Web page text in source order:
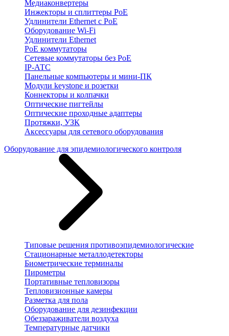
Медиаконвертеры
Инжекторы и сплиттеры PoE
Удлинители Ethernet с PoE
Оборудование Wi-Fi
Удлинители Ethernet
PoE коммутаторы
Сетевые коммутаторы без PoE
IP-АТС
Панельные компьютеры и мини-ПК
Модули keystone и розетки
Коннекторы и колпачки
Оптические пигтейлы
Оптические проходные адаптеры
Протяжки, УЗК
Аксессуары для сетевого оборудования
Оборудование для эпидемиологического контроля
Типовые решения противоэпидемиологические
Стационарные металлодетекторы
Биометрические терминалы
Пирометры
Портативные тепловизоры
Тепловизионные камеры
Разметка для пола
Оборудование для дезинфекции
Обеззараживатели воздуха
Температурные датчики